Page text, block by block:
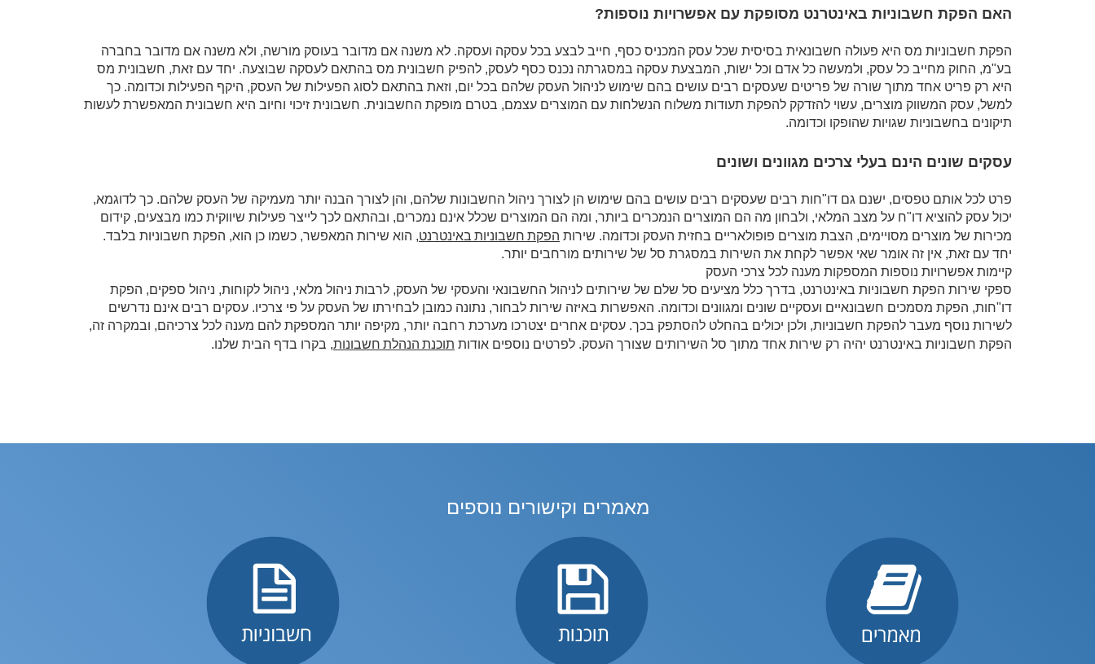
האם הפקת חשבוניות באינטרנט מסופקת עם אפשרויות נוספות?
הפקת חשבוניות מס היא פעולה חשבונאית בסיסית שכל עסק המכניס כסף, חייב לבצע בכל עסקה ועסקה. לא משנה אם מדובר בעוסק מורשה, ולא משנה אם מדובר בחברה
בע"מ, החוק מחייב כל עסק, ולמעשה כל אדם וכל ישות, המבצעת עסקה במסגרתה נכנס כסף לעסק, להפיק חשבונית מס בהתאם לעסקה שבוצעה. יחד עם זאת, חשבונית מס
היא רק פריט אחד מתוך שורה של פריטים שעסקים רבים עושים בהם שימוש לניהול העסק שלהם בכל יום, וזאת בהתאם לסוג הפעילות של העסק, היקף הפעילות וכדומה. כך
למשל, עסק המשווק מוצרים, עשוי להזדקק להפקת תעודות משלוח הנשלחות עם המוצרים עצמם, בטרם מופקת החשבונית. חשבונית זיכוי וחיוב היא חשבונית המאפשרת לעשות
תיקונים בחשבוניות שגויות שהופקו וכדומה.
עסקים שונים הינם בעלי צרכים מגוונים ושונים
פרט לכל אותם טפסים, ישנם גם דו"חות רבים שעסקים רבים עושים בהם שימוש הן לצורך ניהול החשבונות שלהם, והן לצורך הבנה יותר מעמיקה של העסק שלהם. כך לדוגמא,
יכול עסק להוציא דו"ח על מצב המלאי, ולבחון מה הם המוצרים הנמכרים ביותר, ומה הם המוצרים שכלל אינם נמכרים, ובהתאם לכך לייצר פעילות שיווקית כמו מבצעים, קידום
מכירות של מוצרים מסויימים, הצבת מוצרים פופולאריים בחזית העסק וכדומה. שירות הפקת חשבוניות באינטרנט, הוא שירות המאפשר, כשמו כן הוא, הפקת חשבוניות בלבד.
יחד עם זאת, אין זה אומר שאי אפשר לקחת את השירות במסגרת סל של שירותים מורחבים יותר.
קיימות אפשרויות נוספות המספקות מענה לכל צרכי העסק
ספקי שירות הפקת חשבוניות באינטרנט, בדרך כלל מציעים סל שלם של שירותים לניהול החשבונאי והעסקי של העסק, לרבות ניהול מלאי, ניהול לקוחות, ניהול ספקים, הפקת
דו"חות, הפקת מסמכים חשבונאיים ועסקיים שונים ומגוונים וכדומה. האפשרות באיזה שירות לבחור, נתונה כמובן לבחירתו של העסק על פי צרכיו. עסקים רבים אינם נדרשים
לשירות נוסף מעבר להפקת חשבוניות, ולכן יכולים בהחלט להסתפק בכך. עסקים אחרים יצטרכו מערכת רחבה יותר, מקיפה יותר המספקת להם מענה לכל צרכיהם, ובמקרה זה,
הפקת חשבוניות באינטרנט יהיה רק שירות אחד מתוך סל השירותים שצורך העסק. לפרטים נוספים אודות תוכנת הנהלת חשבונות, בקרו בדף הבית שלנו.
מאמרים וקישורים נוספים